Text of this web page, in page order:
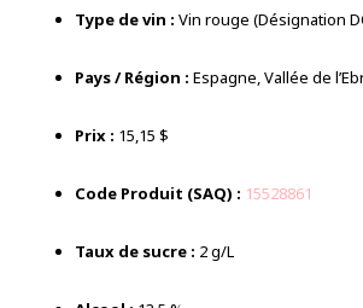
Type de vin : Vin rouge (Désignation
Pays / Région : Espagne, Vallée de
Prix : 15,15 $
Code Produit (SAQ) : 15528861
Taux de sucre : 2 g/L